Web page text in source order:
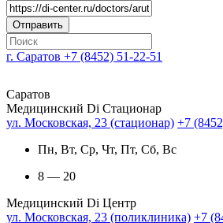
г. Саратов +7 (8452) 51-22-51
Саратов
Медицинский Di Стационар
ул. Московская, 23 (стационар) +7
Пн, Вт, Ср, Чт, Пт, Сб, Вс
8 — 20
Медицинский Di Центр
ул. Московская, 23 (поликлиника) +7